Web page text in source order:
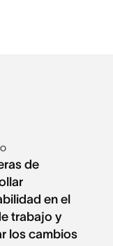
de
en el
trabajo y
los cambios